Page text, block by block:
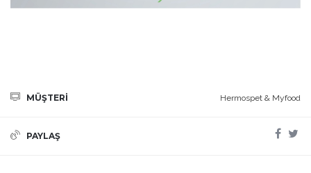
MÜŞTERİ Hermospet & Myfood
PAYLAŞ